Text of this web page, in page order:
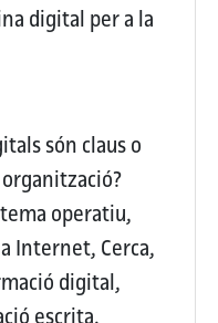
digital per a la
són claus o
operatiu,
Internet, Cerca,
digital,
escrita,